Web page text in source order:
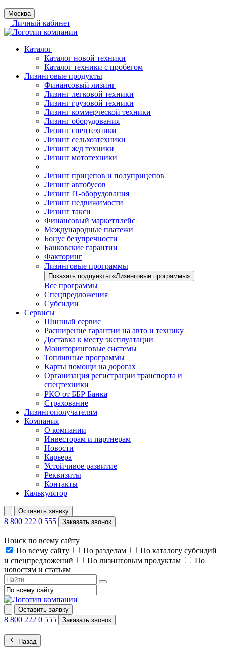
Москва
Личный кабинет
Каталог
Каталог новой техники
Каталог техники с пробегом
Лизинговые продукты
Финансовый лизинг
Лизинг легковой техники
Лизинг грузовой техники
Лизинг коммерческой техники
Лизинг оборудования
Лизинг спецтехники
Лизинг сельхозтехники
Лизинг ж/д техники
Лизинг мототехники
Лизинг прицепов и полуприцепов
Лизинг автобусов
Лизинг IT-оборудования
Лизинг недвижимости
Лизинг такси
Финансовый маркетплейс
Международные платежи
Бонус безупречности
Банковские гарантии
Факторинг
Лизинговые программы
Показать подпункты «Лизинговые программы»
Все программы
Спецпредложения
Субсидии
Сервисы
Шинный сервис
Расширение гарантии на авто и технику
Доставка к месту эксплуатации
Мониторинговые системы
Топливные программы
Карты помощи на дорогах
Организация регистрации транспорта и
спецтехники
РКО от ББР Банка
Страхование
Лизингополучателям
Компания
О компании
Инвесторам и партнерам
Новости
Карьера
Устойчивое развитие
Реквизиты
Контакты
Калькулятор
Оставить заявку
8 800 222 0 555 Заказать звонок
Поиск по всему сайту
По всему сайту
По разделам
По каталогу субсидий
и спецпредложений
По лизинговым продуктам
По
новостям и статьям
Оставить заявку
8 800 222 0 555 Заказать звонок
Назад